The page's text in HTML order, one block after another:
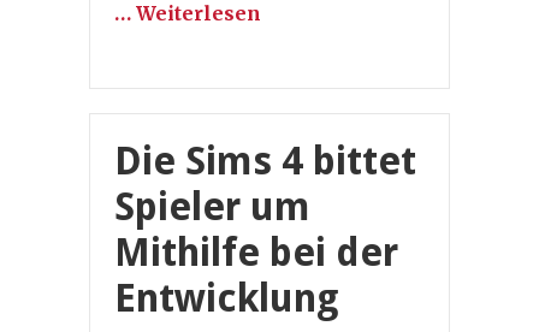
… Weiterlesen
Die Sims 4 bittet
Spieler um
Mithilfe bei der
Entwicklung